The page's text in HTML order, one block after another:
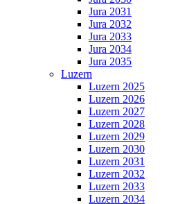
Jura 2031
Jura 2032
Jura 2033
Jura 2034
Jura 2035
Luzern
Luzern 2025
Luzern 2026
Luzern 2027
Luzern 2028
Luzern 2029
Luzern 2030
Luzern 2031
Luzern 2032
Luzern 2033
Luzern 2034